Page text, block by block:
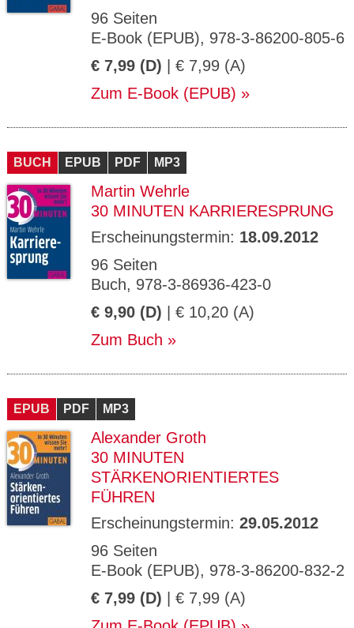
96 Seiten
E-Book (EPUB), 978-3-86200-805-6
€ 7,99 (D) | € 7,99 (A)
Zum E-Book (EPUB)
BUCH EPUB PDF MP3
Martin Wehrle
30 MINUTEN KARRIERESPRUNG
Erscheinungstermin: 18.09.2012
96 Seiten
Buch, 978-3-86936-423-0
€ 9,90 (D) | € 10,20 (A)
Zum Buch
EPUB PDF MP3
Alexander Groth
30 MINUTEN
STÄRKENORIENTIERTES
FÜHREN
Erscheinungstermin: 29.05.2012
96 Seiten
E-Book (EPUB), 978-3-86200-832-2
€ 7,99 (D) | € 7,99 (A)